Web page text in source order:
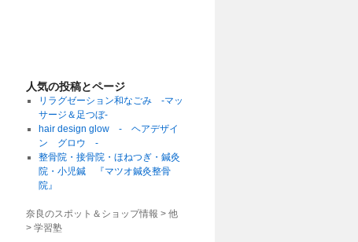
人気の投稿とページ
リラグゼーション和なごみ -マッ
サージ＆足つぼ-
hair design glow - ヘアデザイ
ン グロウ -
整骨院・接骨院・ほねつぎ・鍼灸
院・小児鍼 『マツオ鍼灸整骨
院』
奈良のスポット＆ショップ情報 > 他
> 学習塾